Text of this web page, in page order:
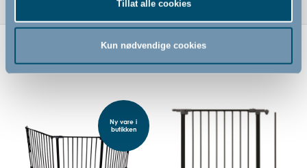
Tillat alle cookies
Kun nødvendige cookies
Relaterte produkter
Ny vare i
butikken